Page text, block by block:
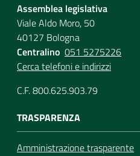
Assemblea legislativa
Viale Aldo Moro, 50
40127 Bologna
Centralino 051 5275226
Cerca telefoni e indirizzi
C.F. 800.625.903.79
TRASPARENZA
Amministrazione trasparente